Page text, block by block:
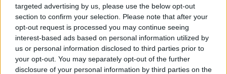
targeted advertising by us, please use the below opt-out
section to confirm your selection. Please note that after your
opt-out request is processed you may continue seeing
interest-based ads based on personal information utilized by
us or personal information disclosed to third parties prior to
your opt-out. You may separately opt-out of the further
disclosure of your personal information by third parties on the
SHOWBIZ
Γιάννης Στάνκογλου: Φωτογραφία
από το παρελθόν με μακρύ μαλλί και
ροκ στιλ από τα νεανικά του χρόνια